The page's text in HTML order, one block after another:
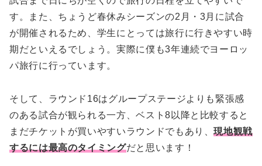
す。また、ちょうど春休みシーズンの2月・3月に試合
が開催されるため、学生にとっては旅行に行きやすい時
期だといえるでしょう。実際に僕も3年連続でヨーロッ
パ旅行に行っています。
そして、ラウンド16はグループステージよりも緊張感
のある試合が観られる一方、ベスト8以降と比較すると
まだチケットが買いやすいラウンドでもあり、現地観戦
するには最高のタイミングだと思います！